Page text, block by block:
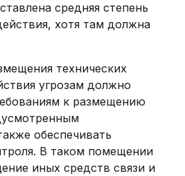
средняя степень
хотя там должна
технических
угрозам должно
к размещению
обеспечивать
В таком помещении
иных средств связи и